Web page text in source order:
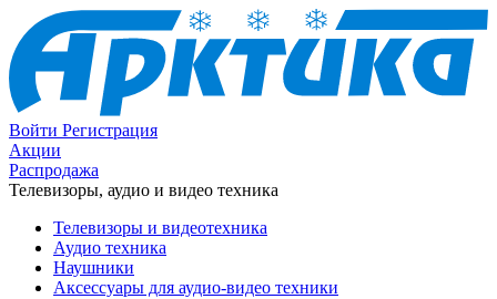
Войти Регистрация
Акции
Распродажа
Телевизоры, аудио и видео техника
Телевизоры и видеотехника
Аудио техника
Наушники
Аксессуары для аудио-видео техники